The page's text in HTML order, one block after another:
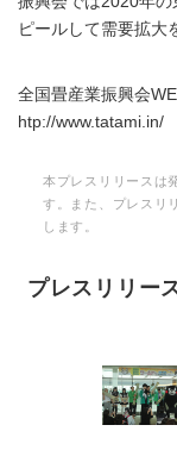
ピールして需要拡大
全国畳産業振興会
htp://www.tatami.in/
本プレスリリースは
す。また、プレスリ
します。
プレスリリー